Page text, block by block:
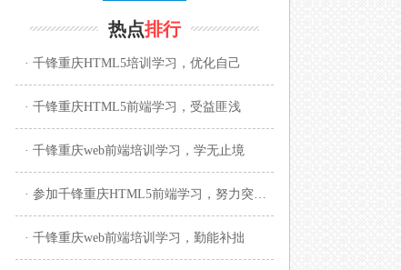
短视频+直播电商 影视剪辑包装 游戏原画
热点排行
· 千锋重庆HTML5培训学习，优化自己
· 千锋重庆HTML5前端学习，受益匪浅
· 千锋重庆web前端培训学习，学无止境
· 参加千锋重庆HTML5前端学习，努力突破艰难
· 千锋重庆web前端培训学习，勤能补拙